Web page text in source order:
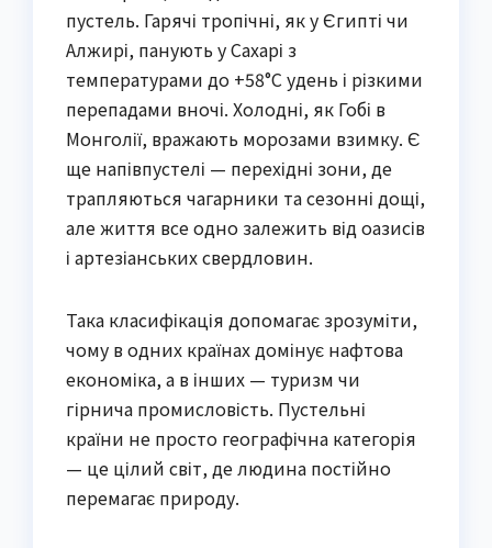
пустель. Гарячі тропічні, як у Єгипті чи
Алжирі, панують у Сахарі з
температурами до +58°C удень і різкими
перепадами вночі. Холодні, як Гобі в
Монголії, вражають морозами взимку. Є
ще напівпустелі — перехідні зони, де
трапляються чагарники та сезонні дощі,
але життя все одно залежить від оазисів
і артезіанських свердловин.
Така класифікація допомагає зрозуміти,
чому в одних країнах домінує нафтова
економіка, а в інших — туризм чи
гірнича промисловість. Пустельні
країни не просто географічна категорія
— це цілий світ, де людина постійно
перемагає природу.